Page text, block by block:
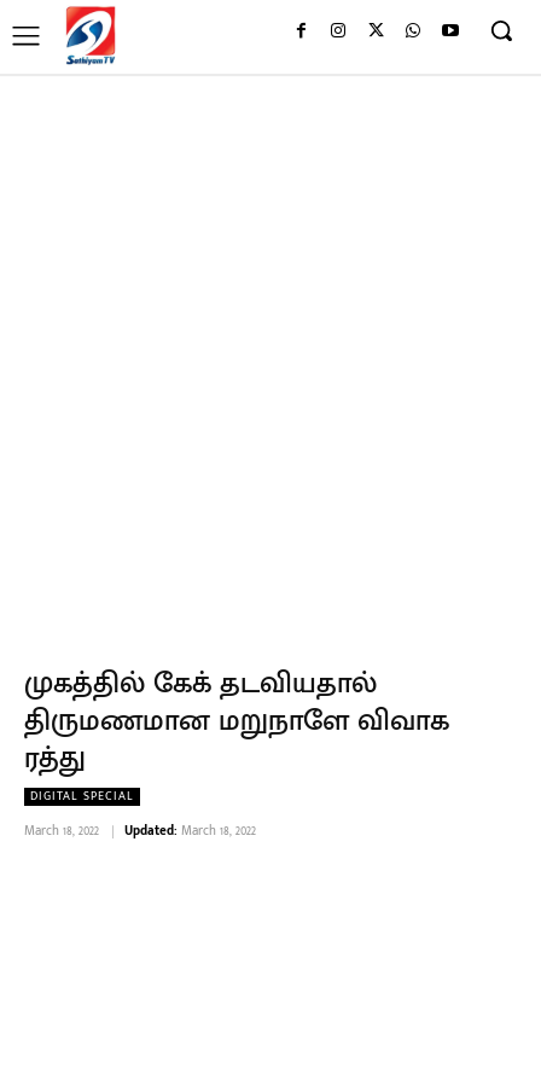
முகத்தில் கேக் தடவியதால்
திருமணமான மறுநாளே விவாக
ரத்து
DIGITAL SPECIAL
March 18, 2022 Updated: March 18, 2022